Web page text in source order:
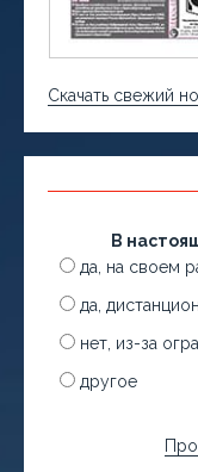
Скачать свежий
В
да, на своем
да,
нет, из-за
другое